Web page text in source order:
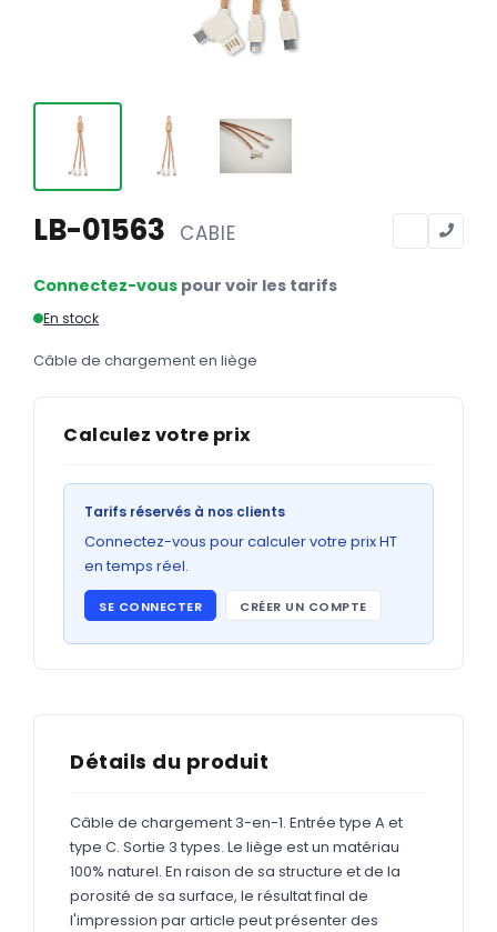
Calendriers bancaires
Tête de lettre
Enveloppes
Sous-mains
Chemises
GRAND FORMAT
Abribus
ADHÉSIFS
Étiquettes adhésives
Étiquettes adhésives en bobine
LB-01563 CABIE
Connectez-vous pour voir les tarifs
En stock
Câble de chargement en liège
Calculez votre prix
Tarifs réservés à nos clients
Connectez-vous pour calculer votre prix HT
en temps réel.
SE CONNECTER CRÉER UN COMPTE
Détails du produit
Câble de chargement 3-en-1. Entrée type A et
type C. Sortie 3 types. Le liège est un matériau
100% naturel. En raison de sa structure et de la
porosité de sa surface, le résultat final de
l'impression par article peut présenter des